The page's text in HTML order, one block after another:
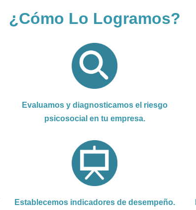
¿Cómo Lo Logramos?
Evaluamos y diagnosticamos el riesgo
psicosocial en tu empresa.
Establecemos indicadores de desempeño.